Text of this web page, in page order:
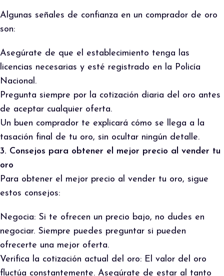
Algunas señales de confianza en un comprador de oro
son:
Asegúrate de que el establecimiento tenga las
licencias necesarias y esté registrado en la Policía
Nacional.
Pregunta siempre por la cotización diaria del oro antes
de aceptar cualquier oferta.
Un buen comprador te explicará cómo se llega a la
tasación final de tu oro, sin ocultar ningún detalle.
3. Consejos para obtener el mejor precio al vender tu
oro
Para obtener el mejor precio al vender tu oro, sigue
estos consejos:
Negocia: Si te ofrecen un precio bajo, no dudes en
negociar. Siempre puedes preguntar si pueden
ofrecerte una mejor oferta.
Verifica la cotización actual del oro: El valor del oro
fluctúa constantemente. Asegúrate de estar al tanto